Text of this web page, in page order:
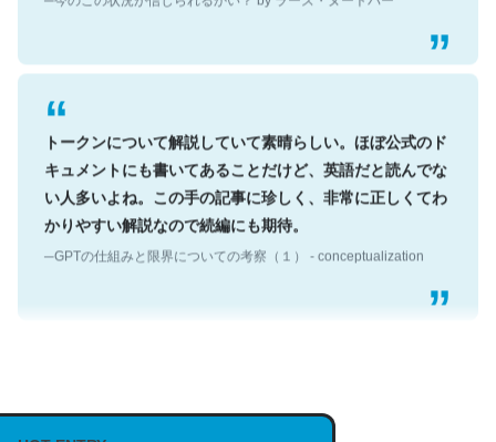
トークンについて解説していて素晴らしい。ほぼ公式のド
キュメントにも書いてあることだけど、英語だと読んでな
い人多いよね。この手の記事に珍しく、非常に正しくてわ
かりやすい解説なので続編にも期待。
─GPTの仕組みと限界についての考察（１） - conceptualization
説してる記事が少ないので貴重な良記事。/続編来た